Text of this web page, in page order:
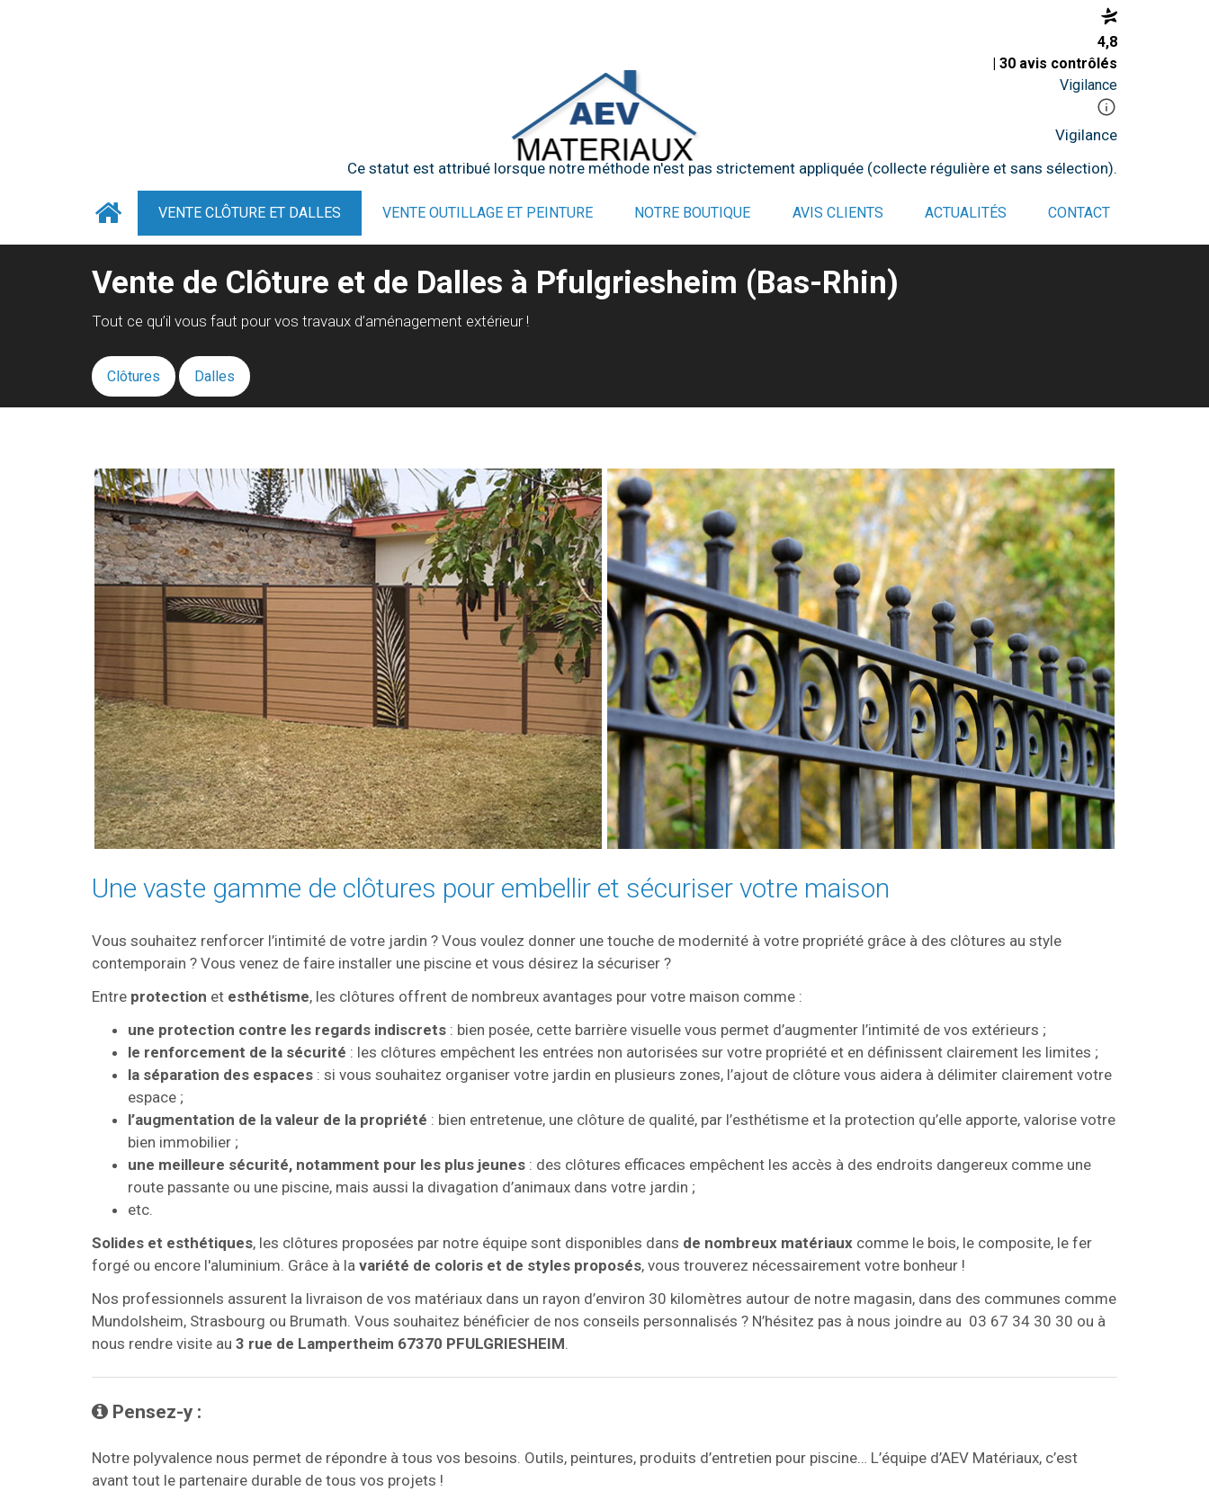
4,8
| 30 avis contrôlés
Vigilance
Vigilance
Ce statut est attribué lorsque notre méthode n'est pas strictement appliquée (collecte régulière et sans sélection).
VENTE CLÔTURE ET DALLES VENTE OUTILLAGE ET PEINTURE NOTRE BOUTIQUE AVIS CLIENTS ACTUALITÉS CONTACT
Vente de Clôture et de Dalles à Pfulgriesheim (Bas-Rhin)
Tout ce qu’il vous faut pour vos travaux d’aménagement extérieur !
Clôtures Dalles
Une vaste gamme de clôtures pour embellir et sécuriser votre maison
Vous souhaitez renforcer l’intimité de votre jardin ? Vous voulez donner une touche de modernité à votre propriété grâce à des clôtures au style
contemporain ? Vous venez de faire installer une piscine et vous désirez la sécuriser ?
Entre protection et esthétisme, les clôtures offrent de nombreux avantages pour votre maison comme :
une protection contre les regards indiscrets : bien posée, cette barrière visuelle vous permet d’augmenter l’intimité de vos extérieurs ;
le renforcement de la sécurité : les clôtures empêchent les entrées non autorisées sur votre propriété et en définissent clairement les limites ;
la séparation des espaces : si vous souhaitez organiser votre jardin en plusieurs zones, l’ajout de clôture vous aidera à délimiter clairement votre
espace ;
l’augmentation de la valeur de la propriété : bien entretenue, une clôture de qualité, par l’esthétisme et la protection qu’elle apporte, valorise votre
bien immobilier ;
une meilleure sécurité, notamment pour les plus jeunes : des clôtures efficaces empêchent les accès à des endroits dangereux comme une
route passante ou une piscine, mais aussi la divagation d’animaux dans votre jardin ;
etc.
Solides et esthétiques, les clôtures proposées par notre équipe sont disponibles dans de nombreux matériaux comme le bois, le composite, le fer
forgé ou encore l'aluminium. Grâce à la variété de coloris et de styles proposés, vous trouverez nécessairement votre bonheur !
Nos professionnels assurent la livraison de vos matériaux dans un rayon d’environ 30 kilomètres autour de notre magasin, dans des communes comme
Mundolsheim, Strasbourg ou Brumath. Vous souhaitez bénéficier de nos conseils personnalisés ? N’hésitez pas à nous joindre au 03 67 34 30 30 ou à
nous rendre visite au 3 rue de Lampertheim 67370 PFULGRIESHEIM.
 Pensez-y :
Notre polyvalence nous permet de répondre à tous vos besoins. Outils, peintures, produits d’entretien pour piscine… L’équipe d’AEV Matériaux, c’est
avant tout le partenaire durable de tous vos projets !